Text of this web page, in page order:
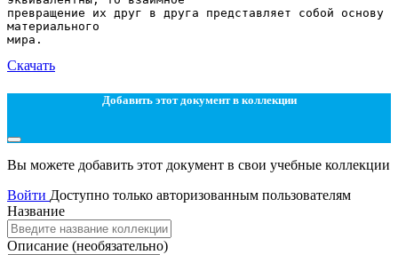
Скачать
Добавить этот документ в коллекции
Вы можете добавить этот документ в свои учебные коллекции
Войти Доступно только авторизованным пользователям
Название
Описание (необязательно)